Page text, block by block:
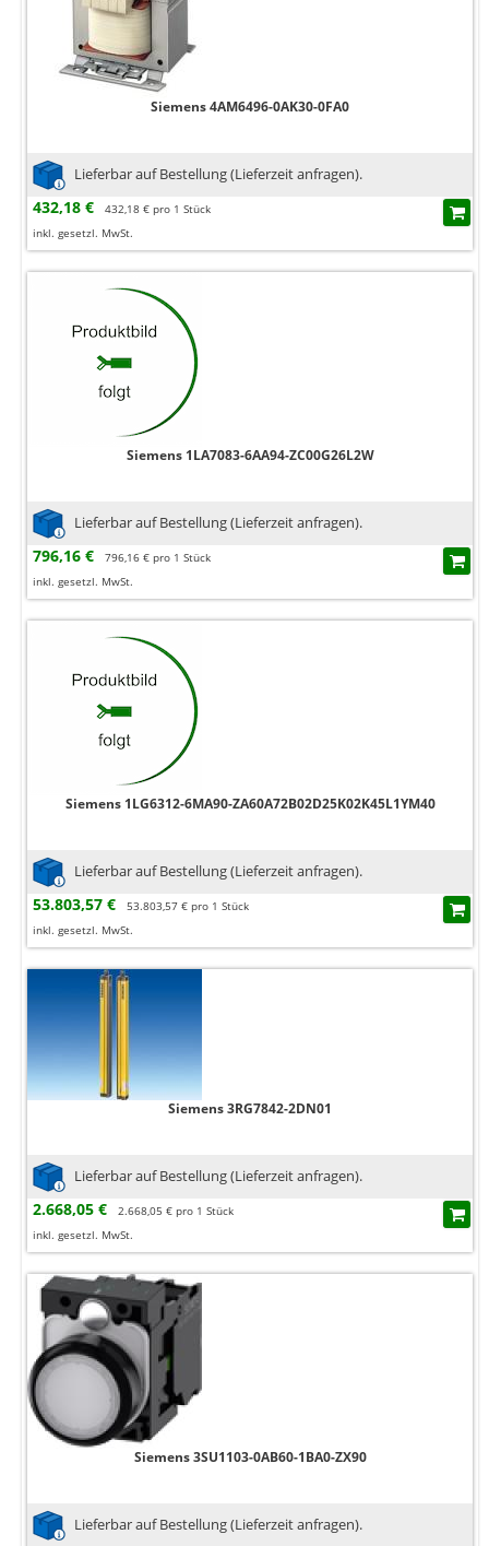
Siemens 4AM6496-0AK30-0FA0
Lieferbar auf Bestellung (Lieferzeit anfragen).
432,18 €
432,18 € pro 1 Stück
inkl. gesetzl. MwSt.
Siemens 1LA7083-6AA94-ZC00G26L2W
Lieferbar auf Bestellung (Lieferzeit anfragen).
796,16 €
796,16 € pro 1 Stück
inkl. gesetzl. MwSt.
Siemens 1LG6312-6MA90-ZA60A72B02D25K02K45L1YM40
Lieferbar auf Bestellung (Lieferzeit anfragen).
53.803,57 €
53.803,57 € pro 1 Stück
inkl. gesetzl. MwSt.
Siemens 3RG7842-2DN01
Lieferbar auf Bestellung (Lieferzeit anfragen).
2.668,05 €
2.668,05 € pro 1 Stück
inkl. gesetzl. MwSt.
Siemens 3SU1103-0AB60-1BA0-ZX90
Lieferbar auf Bestellung (Lieferzeit anfragen).